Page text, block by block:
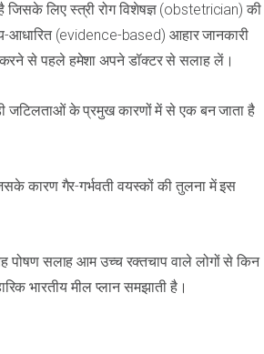
लिए स्त्री रोग विशेषज्ञ (obstetrician) की
आधारित (evidence-based) आहार जानकारी
करने से पहले हमेशा अपने डॉक्टर से सलाह लें।
जटिलताओं के प्रमुख कारणों में से एक बन जाता है
कारण गैर-गर्भवती वयस्कों की तुलना में इस
पोषण सलाह आम उच्च रक्तचाप वाले लोगों से किन
भारतीय मील प्लान समझाती है।